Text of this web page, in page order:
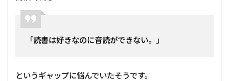
「読書は好きなのに音読ができない。」
というギャップに悩んでいたそうです。